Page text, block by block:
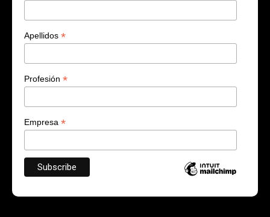
Apellidos *
Profesión *
Empresa *